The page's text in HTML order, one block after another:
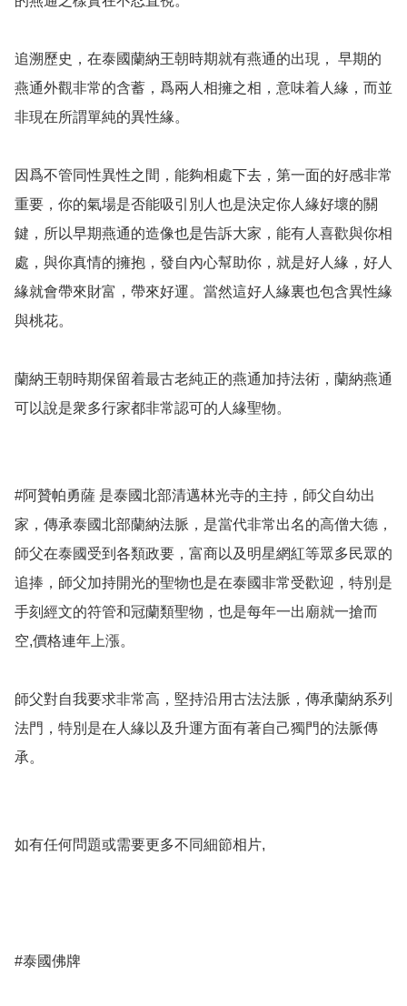
追溯歷史，在泰國蘭納王朝時期就有燕通的出現， 早期的
燕通外觀非常的含蓄，爲兩人相擁之相，意味着人緣，而並
非現在所謂單純的異性緣。
因爲不管同性異性之間，能夠相處下去，第一面的好感非常
重要，你的氣場是否能吸引別人也是決定你人緣好壞的關
鍵，所以早期燕通的造像也是告訴大家，能有人喜歡與你相
處，與你真情的擁抱，發自內心幫助你，就是好人緣，好人
緣就會帶來財富，帶來好運。當然這好人緣裏也包含異性緣
與桃花。
蘭納王朝時期保留着最古老純正的燕通加持法術，蘭納燕通
可以說是衆多行家都非常認可的人緣聖物。
#阿贊帕勇薩 是泰國北部清邁林光寺的主持，師父自幼出
家，傳承泰國北部蘭納法脈，是當代非常出名的高僧大德，
師父在泰國受到各類政要，富商以及明星網紅等眾多民眾的
追捧，師父加持開光的聖物也是在泰國非常受歡迎，特別是
手刻經文的符管和冠蘭類聖物，也是每年一出廟就一搶而
空,價格連年上漲。
師父對自我要求非常高，堅持沿用古法法脈，傳承蘭納系列
法門，特別是在人緣以及升運方面有著自己獨門的法脈傳
承。
如有任何問題或需要更多不同細節相片,
#泰國佛牌